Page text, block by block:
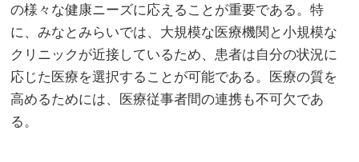
の様々な健康ニーズに応えることが重要である。特
に、みなとみらいでは、大規模な医療機関と小規模な
クリニックが近接しているため、患者は自分の状況に
応じた医療を選択することが可能である。医療の質を
高めるためには、医療従事者間の連携も不可欠であ
る。